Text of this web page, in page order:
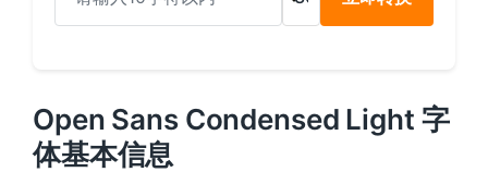
Open Sans Condensed Light 字
体基本信息